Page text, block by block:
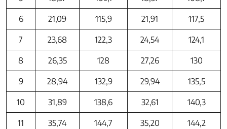
6 21,09 115,9 21,91 117,5
7 23,68 122,3 24,54 124,1
8 26,35 128 27,26 130
9 28,94 132,9 29,94 135,5
10 31,89 138,6 32,61 140,3
11 35,74 144,7 35,20 144,2